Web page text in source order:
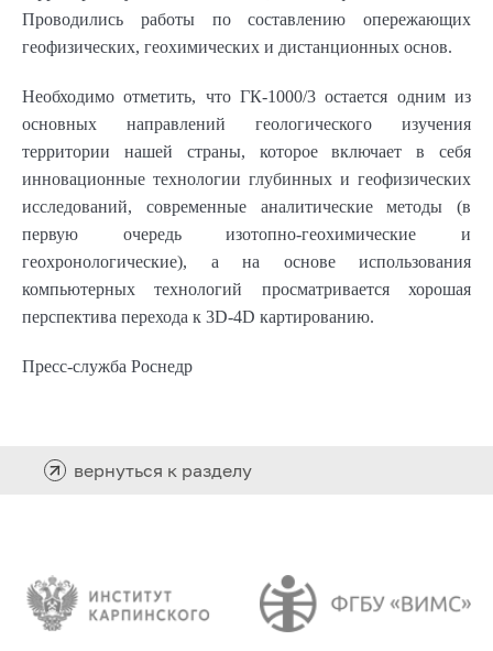
Проводились работы по составлению опережающих
геофизических, геохимических и дистанционных основ.
Необходимо отметить, что ГК-1000/3 остается одним из
основных направлений геологического изучения
территории нашей страны, которое включает в себя
инновационные технологии глубинных и геофизических
исследований, современные аналитические методы (в
первую очередь изотопно-геохимические и
геохронологические), а на основе использования
компьютерных технологий просматривается хорошая
перспектива перехода к 3D-4D картированию.
Пресс-служба Роснедр
вернуться к разделу